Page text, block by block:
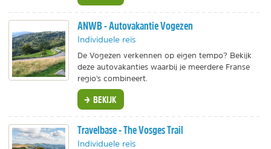
ANWB - Autovakantie Vogezen
Individuele reis
De Vogezen verkennen op eigen tempo? Bekijk
deze autovakanties waarbij je meerdere Franse
regio's combineert.
BEKIJK
Travelbase - The Vosges Trail
Individuele reis